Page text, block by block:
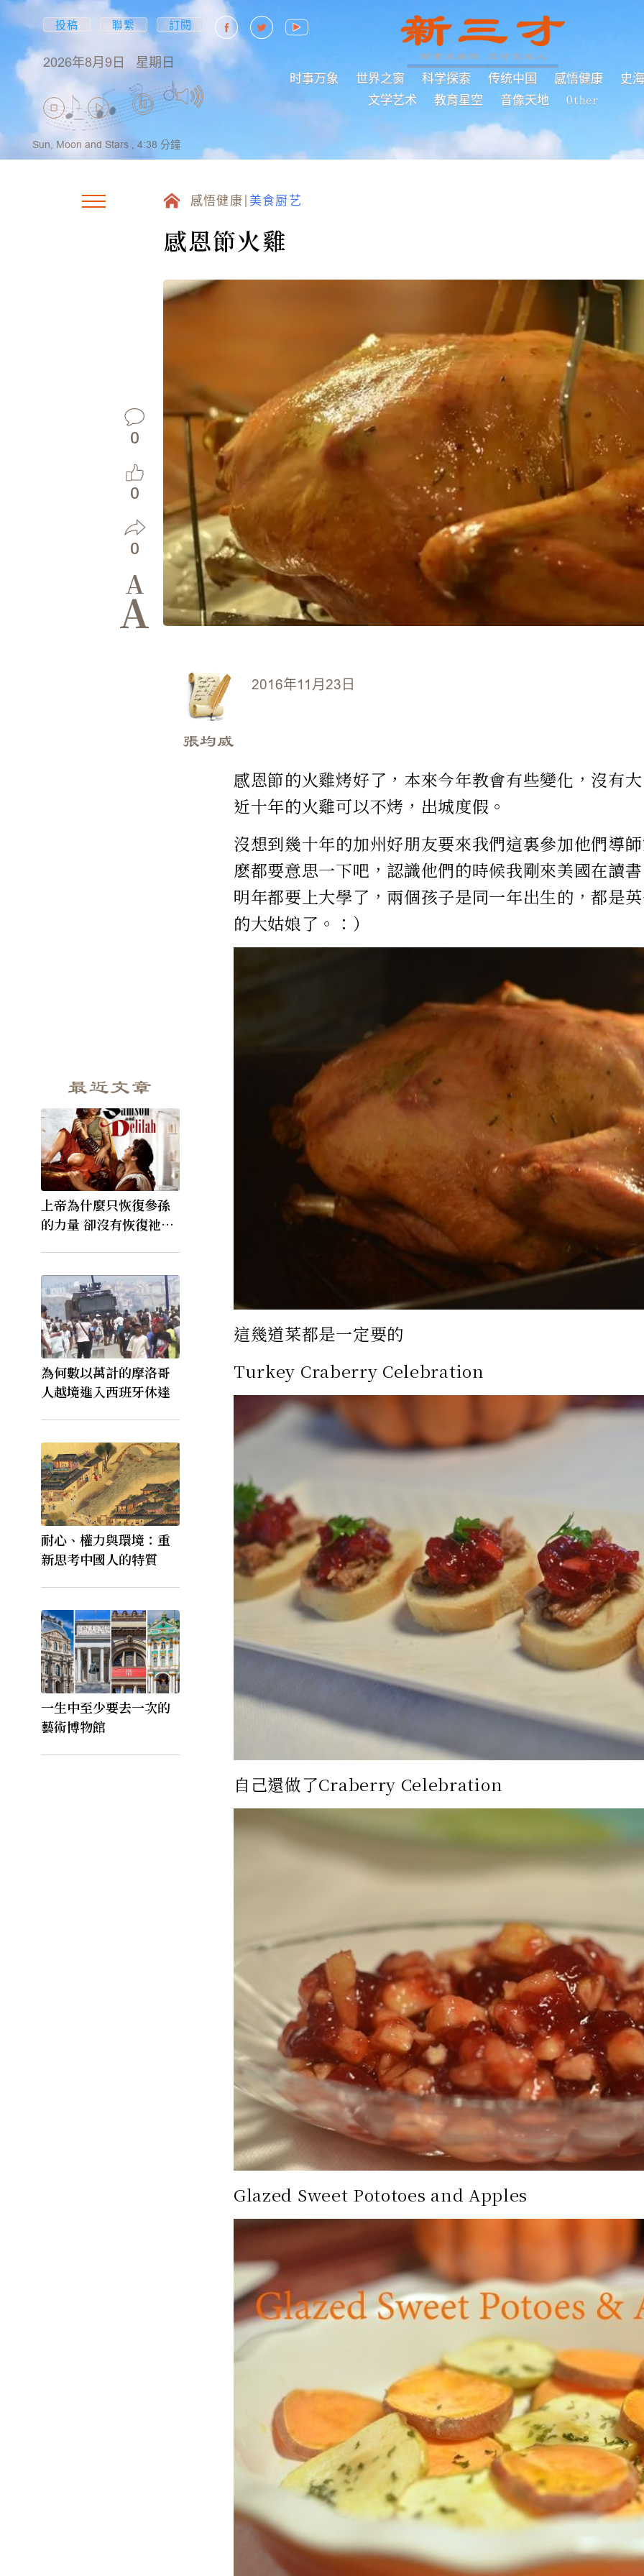
投稿 聯繫 訂閱
2026年8月9日 星期日
时事万象 世界之窗 科学探索 传统中国 感悟健康
史
文学艺术
教育星空 音像天地 Other
Sun, Moon and Stars , 4:38 分鐘
感悟健康 美食厨艺
感恩節火雞
0
0
0
A
A
最近文章
上帝為什麼只恢復參孫
的力量 卻沒有恢復祂的
為何數以萬計的摩洛哥
人越境進入西班牙休達
耐心、權力與環境：重
新思考中國人的特質
一生中至少要去一次的
藝術博物館
2016年11月23日
張均威
感恩節的火雞烤好了，本來今年教會有些變化，沒有
近十年的火雞可以不烤，出城度假。
沒想到幾十年的加州好朋友要來我們這裏參加他們導
麽都要意思一下吧，認識他們的時候我剛來美國在讀
明年都要上大學了，兩個孩子是同一年出生的，都是
的大姑娘了。：）
這幾道菜都是一定要的
Turkey Craberry Celebration
自己還做了Craberry Celebration
Glazed Sweet Pototoes and Apples